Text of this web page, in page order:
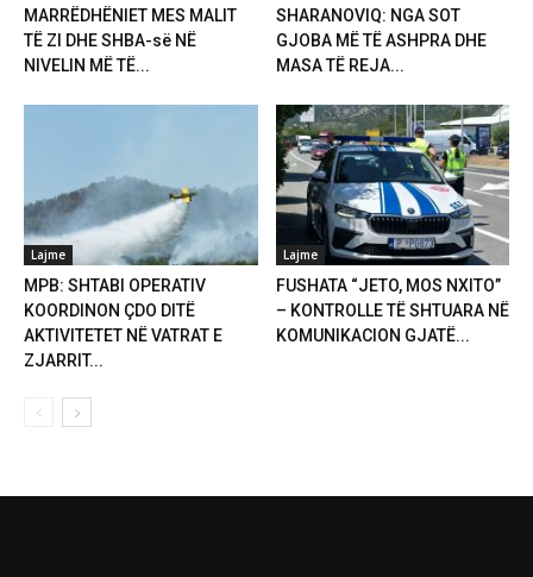
MARRËDHËNIET MES MALIT
TË ZI DHE SHBA-së NË
NIVELIN MË TË...
SHARANOVIQ: NGA SOT
GJOBA MË TË ASHPRA DHE
MASA TË REJA...
Lajme
MPB: SHTABI OPERATIV
KOORDINON ÇDO DITË
AKTIVITETET NË VATRAT E
ZJARRIT...
Lajme
FUSHATA “JETO, MOS NXITO”
– KONTROLLE TË SHTUARA NË
KOMUNIKACION GJATË...